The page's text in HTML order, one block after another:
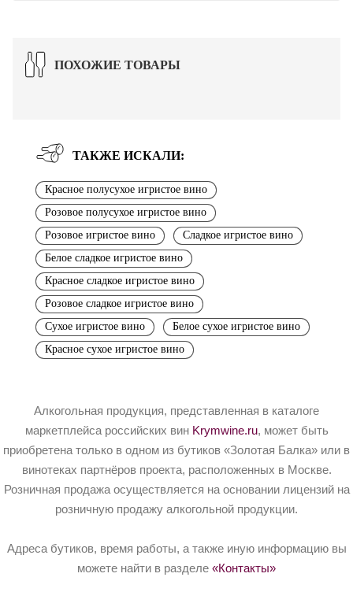
ПОХОЖИЕ ТОВАРЫ
ТАКЖЕ ИСКАЛИ:
Красное полусухое игристое вино
Розовое полусухое игристое вино
Розовое игристое вино
Сладкое игристое вино
Белое сладкое игристое вино
Красное сладкое игристое вино
Розовое сладкое игристое вино
Сухое игристое вино
Белое сухое игристое вино
Красное сухое игристое вино
Алкогольная продукция, представленная в каталоге
маркетплейса российских вин Krymwine.ru, может быть
приобретена только в одном из бутиков «Золотая Балка» или в
винотеках партнёров проекта, расположенных в Москве.
Розничная продажа осуществляется на основании лицензий на
розничную продажу алкогольной продукции.
Адреса бутиков, время работы, а также иную информацию вы
можете найти в разделе «Контакты»